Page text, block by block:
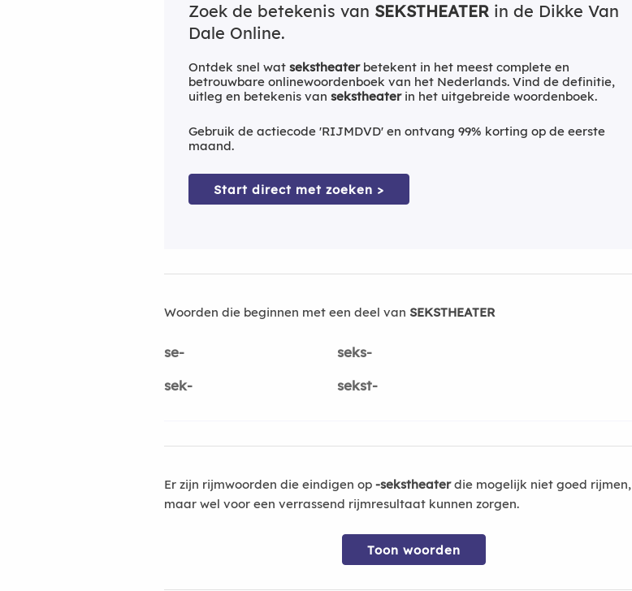
Zoek de betekenis van SEKSTHEATER in de Dikke Van
Dale Online.
Ontdek snel wat sekstheaterbetekent in het meest complete en
betrouwbare onlinewoordenboek van het Nederlands. Vind de definitie,
uitleg en betekenis van sekstheaterin het uitgebreide woordenboek.
Gebruik de actiecode 'RIJMDVD' en ontvang 99% korting op de eerste
maand.
Start direct met zoeken >
Woorden die beginnen met een deel van SEKSTHEATER
se-
seks-
sek-
sekst-
Er zijn rijmwoorden die eindigen op -sekstheaterdie mogelijk niet goed rijmen,
maar wel voor een verrassend rijmresultaat kunnen zorgen.
Toon woorden